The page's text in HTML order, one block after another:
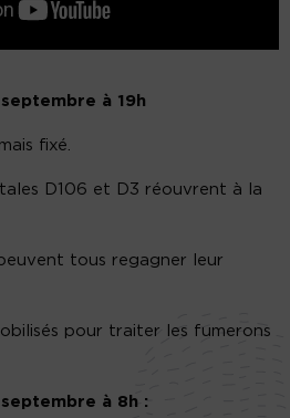
à 19h
fixé.
D106 et D3 réouvrent à la
tous regagner leur
pour traiter les fumerons
à 8h :